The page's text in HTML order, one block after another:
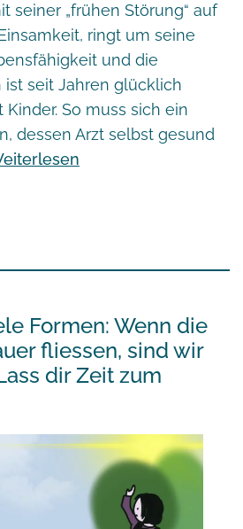
seiner „frühen Störung“ auf
ringt um seine
und die
ist seit Jahren glücklich
So muss sich ein
dessen Arzt selbst gesund
Formen: Wenn die
fliessen, sind wir
dir Zeit zum